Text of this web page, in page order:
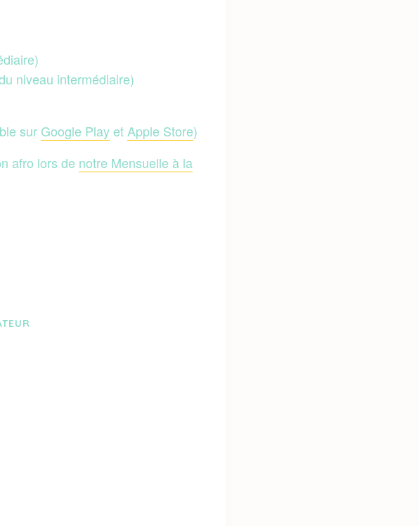
niveau intermédiaire)
sur Google Playet Apple Store)
afro lors de notre Mensuelle à la